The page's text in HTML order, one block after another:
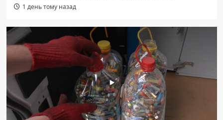
1 день тому назад